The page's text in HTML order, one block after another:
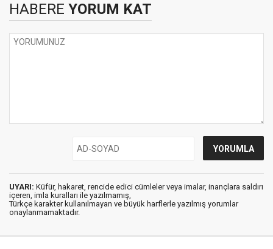
HABERE YORUM KAT
UYARI: Küfür, hakaret, rencide edici cümleler veya imalar, inançlara saldırı
içeren, imla kuralları ile yazılmamış,
Türkçe karakter kullanılmayan ve büyük harflerle yazılmış yorumlar
onaylanmamaktadır.